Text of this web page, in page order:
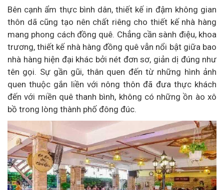
Bên cạnh ẩm thực bình dân, thiết kế in đậm không gian
thôn dã cũng tạo nên chất riêng cho thiết kế nhà hàng
mang phong cách đồng quê. Chẳng cần sành điệu, khoa
trương, thiết kế nhà hàng đồng quê vẫn nổi bật giữa bao
nhà hàng hiện đại khác bởi nét đơn sơ, giản dị đúng như
tên gọi. Sự gần gũi, thân quen đến từ những hình ảnh
quen thuộc gắn liền với nông thôn đã đưa thực khách
đến với miền quê thanh bình, không có những ồn ào xô
bồ trong lòng thành phố đông đúc.